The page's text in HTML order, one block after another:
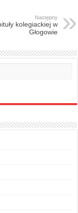
Następny
kolegiackiej w
Głogowie